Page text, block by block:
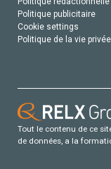
Politique publicitaire
Cookie settings
Politique de la vie privée
Tout le contenu de ce
de données, a la